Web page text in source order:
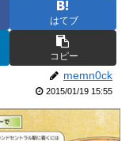
はてブ
コピー
memn0ck
2015/01/19 15:55